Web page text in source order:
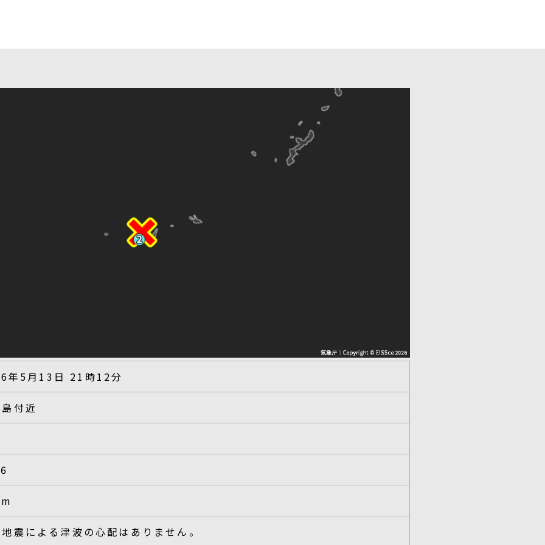
年5月13日 21時12分
付近
震による津波の心配はありません。